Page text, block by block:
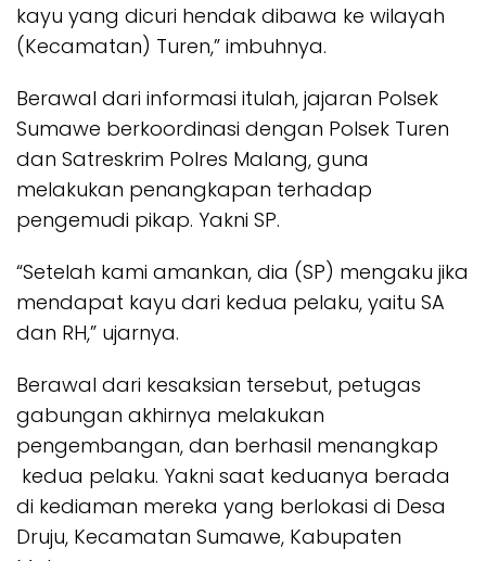
kayu yang dicuri hendak dibawa ke wilayah
(Kecamatan) Turen,” imbuhnya.
Berawal dari informasi itulah, jajaran Polsek
Sumawe berkoordinasi dengan Polsek Turen
dan Satreskrim Polres Malang, guna
melakukan penangkapan terhadap
pengemudi pikap. Yakni SP.
“Setelah kami amankan, dia (SP) mengaku jika
mendapat kayu dari kedua pelaku, yaitu SA
dan RH,” ujarnya.
Berawal dari kesaksian tersebut, petugas
gabungan akhirnya melakukan
pengembangan, dan berhasil menangkap
kedua pelaku. Yakni saat keduanya berada
di kediaman mereka yang berlokasi di Desa
Druju, Kecamatan Sumawe, Kabupaten